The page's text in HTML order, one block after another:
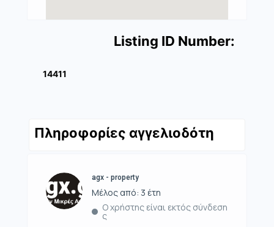
Listing ID Number:
14411
Πληροφορίες αγγελιοδότη
agx - property
Μέλος από: 3 έτη
Ο χρήστης είναι εκτός σύνδεση
ς